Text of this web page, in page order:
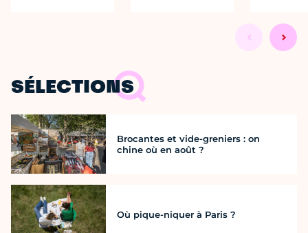
SÉLECTIONS
Brocantes et vide-greniers : on
chine où en août ?
Où pique-niquer à Paris ?